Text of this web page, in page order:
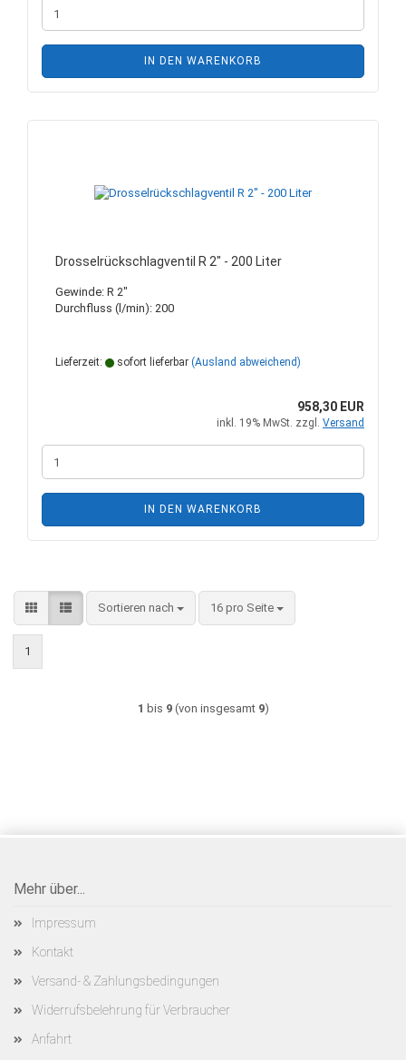
IN DEN WARENKORB
Drosselrückschlagventil R 2" - 200 Liter
Gewinde: R 2"
Durchfluss (l/min): 200
Lieferzeit: sofort lieferbar (Ausland abweichend)
958,30 EUR
inkl. 19% MwSt. zzgl. Versand
IN DEN WARENKORB
Sortieren nach
Sortieren nach 16 pro Seite
pro Seite
1
1 bis 9(von insgesamt 9)
Mehr über...
Impressum
Kontakt
Versand- & Zahlungsbedingungen
Widerrufsbelehrung für Verbraucher
Anfahrt